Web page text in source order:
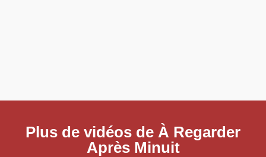
Plus de vidéos de À Regarder
Après Minuit